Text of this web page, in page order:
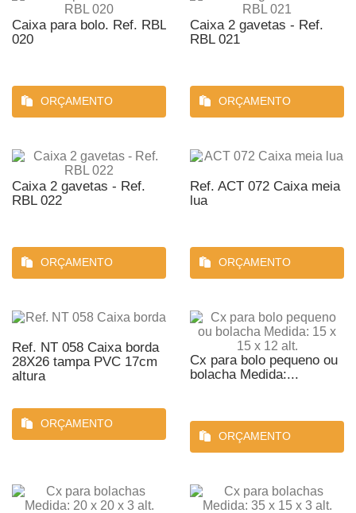
Caixa para bolo. Ref. RBL
020
ORÇAMENTO
Caixa 2 gavetas - Ref.
RBL 021
ORÇAMENTO
Caixa 2 gavetas - Ref.
RBL 022
ORÇAMENTO
Ref. ACT 072 Caixa meia
lua
ORÇAMENTO
Ref. NT 058 Caixa borda
28X26 tampa PVC 17cm
altura
ORÇAMENTO
Cx para bolo pequeno ou
bolacha Medida:...
ORÇAMENTO